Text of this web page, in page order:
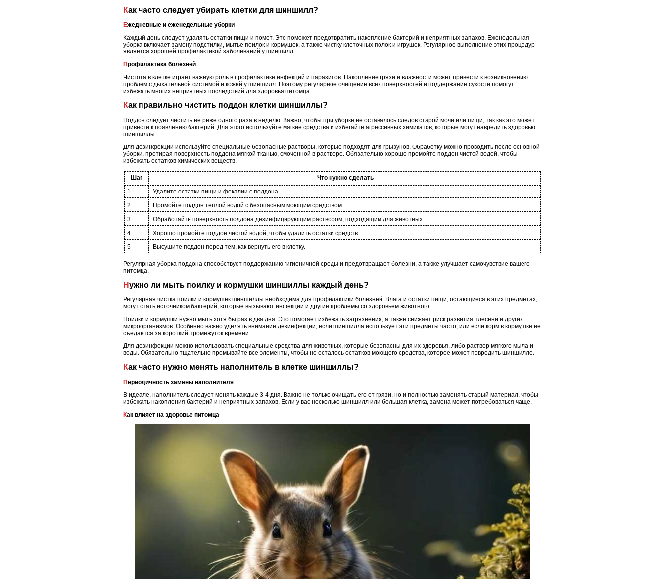
Как часто следует убирать клетки для шиншилл?
Ежедневные и еженедельные уборки
Каждый день следует удалять остатки пищи и помет. Это поможет предотвратить накопление бактерий и неприятных запахов. Еженедельная
уборка включает замену подстилки, мытье поилок и кормушек, а также чистку клеточных полок и игрушек. Регулярное выполнение этих процедур
является хорошей профилактикой заболеваний у шиншилл.
Профилактика болезней
Чистота в клетке играет важную роль в профилактике инфекций и паразитов. Накопление грязи и влажности может привести к возникновению
проблем с дыхательной системой и кожей у шиншилл. Поэтому регулярное очищение всех поверхностей и поддержание сухости помогут
избежать многих неприятных последствий для здоровья питомца.
Как правильно чистить поддон клетки шиншиллы?
Поддон следует чистить не реже одного раза в неделю. Важно, чтобы при уборке не оставалось следов старой мочи или пищи, так как это может
привести к появлению бактерий. Для этого используйте мягкие средства и избегайте агрессивных химикатов, которые могут навредить здоровью
шиншиллы.
Для дезинфекции используйте специальные безопасные растворы, которые подходят для грызунов. Обработку можно проводить после основной
уборки, протирая поверхность поддона мягкой тканью, смоченной в растворе. Обязательно хорошо промойте поддон чистой водой, чтобы
избежать остатков химических веществ.
Шаг
Что нужно сделать
1
Удалите остатки пищи и фекалии с поддона.
2
Промойте поддон теплой водой с безопасным моющим средством.
3
Обработайте поверхность поддона дезинфицирующим раствором, подходящим для животных.
4
Хорошо промойте поддон чистой водой, чтобы удалить остатки средств.
5
Высушите поддон перед тем, как вернуть его в клетку.
Регулярная уборка поддона способствует поддержанию гигиеничной среды и предотвращает болезни, а также улучшает самочувствие вашего
питомца.
Нужно ли мыть поилку и кормушки шиншиллы каждый день?
Регулярная чистка поилки и кормушек шиншиллы необходима для профилактики болезней. Влага и остатки пищи, остающиеся в этих предметах,
могут стать источником бактерий, которые вызывают инфекции и другие проблемы со здоровьем животного.
Поилки и кормушки нужно мыть хотя бы раз в два дня. Это помогает избежать загрязнения, а также снижает риск развития плесени и других
микроорганизмов. Особенно важно уделять внимание дезинфекции, если шиншилла использует эти предметы часто, или если корм в кормушке не
съедается за короткий промежуток времени.
Для дезинфекции можно использовать специальные средства для животных, которые безопасны для их здоровья, либо раствор мягкого мыла и
воды. Обязательно тщательно промывайте все элементы, чтобы не осталось остатков моющего средства, которое может повредить шиншилле.
Как часто нужно менять наполнитель в клетке шиншиллы?
Периодичность замены наполнителя
В идеале, наполнитель следует менять каждые 3-4 дня. Важно не только очищать его от грязи, но и полностью заменять старый материал, чтобы
избежать накопления бактерий и неприятных запахов. Если у вас несколько шиншилл или большая клетка, замена может потребоваться чаще.
Как влияет на здоровье питомца